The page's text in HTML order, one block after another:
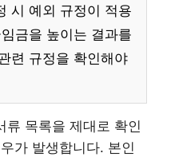
시 예외 규정이 적용
금을 높이는 결과를
련 규정을 확인해야
류 목록을 제대로 확인
가 발생합니다. 본인